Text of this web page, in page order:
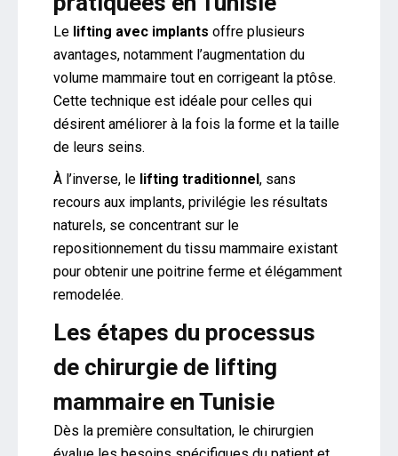
Le lifting avec implants offre plusieurs
avantages, notamment l’augmentation du
volume mammaire tout en corrigeant la ptôse.
Cette technique est idéale pour celles qui
désirent améliorer à la fois la forme et la taille
de leurs seins.
À l’inverse, le lifting traditionnel, sans
recours aux implants, privilégie les résultats
naturels, se concentrant sur le
repositionnement du tissu mammaire existant
pour obtenir une poitrine ferme et élégamment
remodelée.
Les étapes du processus
de chirurgie de lifting
mammaire en Tunisie
Dès la première consultation, le chirurgien